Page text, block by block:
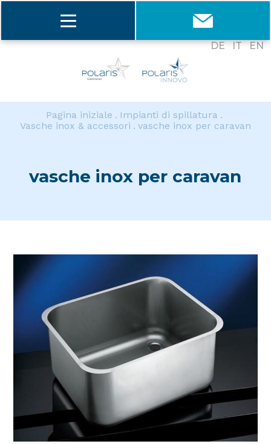
DE IT EN
Pagina iniziale
Impianti di spillatura
Vasche inox & accessori
vasche inox per caravan
vasche inox per caravan